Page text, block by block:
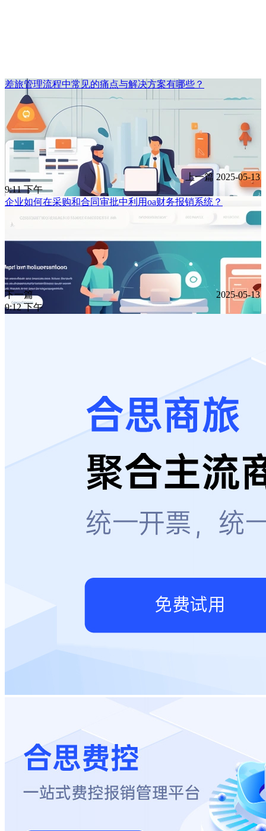
差旅管理流程中常见的痛点与解决方案有哪些？
上一篇 2025-05-13
9:11 下午
企业如何在采购和合同审批中利用oa财务报销系统？
下一篇
2025-05-13
9:12 下午